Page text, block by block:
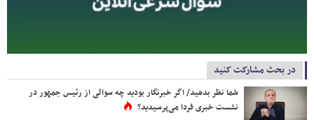
در بحث مشارکت کنید
شما نظر بدهید/ اگر خبرنگار بودید چه سوالی از رئیس جمهور در
نشست خبری فردا می‌پرسیدید؟